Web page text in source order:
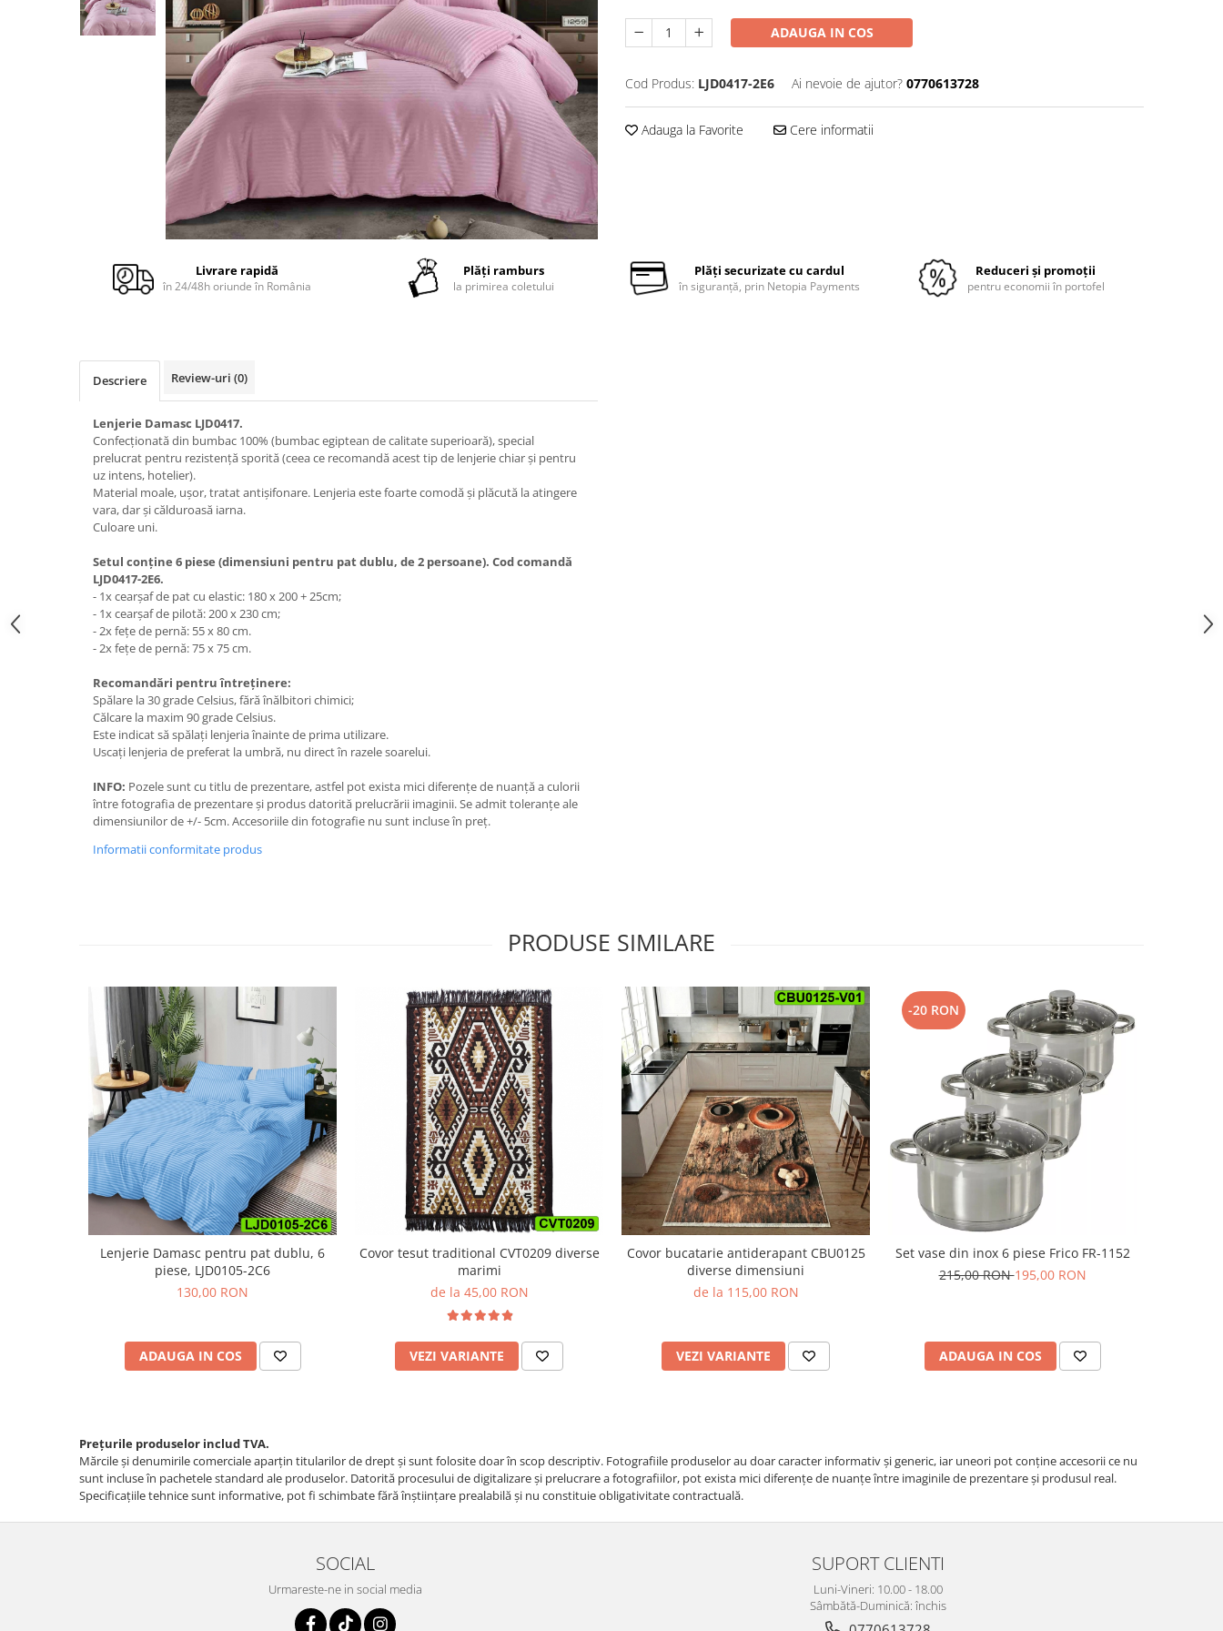
Cuverturi bumbac
Huse de protectie pat finet
ADAUGA IN COS
Cod Produs: LJD0417-2E6 Ai nevoie de ajutor? 0770613728
Adauga la Favorite Cere informatii
Livrare rapidă
în 24/48h oriunde în România
Plăți ramburs
la primirea coletului
Plăți securizate cu cardul
în siguranță, prin Netopia Payments
Reduceri și promoții
pentru economii în portofel
Descriere Review-uri (0)
Lenjerie Damasc LJD0417.
Confecționată din bumbac 100% (bumbac egiptean de calitate superioară), special
prelucrat pentru rezistență sporită (ceea ce recomandă acest tip de lenjerie chiar și pentru
uz intens, hotelier).
Material moale, ușor, tratat antișifonare. Lenjeria este foarte comodă și plăcută la atingere
vara, dar și călduroasă iarna.
Culoare uni.
Setul conține 6 piese (dimensiuni pentru pat dublu, de 2 persoane). Cod comandă
LJD0417-2E6.
- 1x cearșaf de pat cu elastic: 180 x 200 + 25cm;
- 1x cearșaf de pilotă: 200 x 230 cm;
- 2x fețe de pernă: 55 x 80 cm.
- 2x fețe de pernă: 75 x 75 cm.
Recomandări pentru întreținere:
Spălare la 30 grade Celsius, fără înălbitori chimici;
Călcare la maxim 90 grade Celsius.
Este indicat să spălați lenjeria înainte de prima utilizare.
Uscați lenjeria de preferat la umbră, nu direct în razele soarelui.
INFO: Pozele sunt cu titlu de prezentare, astfel pot exista mici diferențe de nuanță a culorii
între fotografia de prezentare și produs datorită prelucrării imaginii. Se admit toleranțe ale
dimensiunilor de +/- 5cm. Accesoriile din fotografie nu sunt incluse în preț.
Informatii conformitate produs
PRODUSE SIMILARE
Lenjerie Damasc pentru pat dublu, 6
piese, LJD0105-2C6
130,00 RON
ADAUGA IN COS
Covor tesut traditional CVT0209 diverse
marimi
de la 45,00 RON
VEZI VARIANTE
Covor bucatarie antiderapant CBU0125
diverse dimensiuni
de la 115,00 RON
VEZI VARIANTE
-20 RON
Set vase din inox 6 piese Frico FR-1152
215,00 RON195,00 RON
ADAUGA IN COS
Prețurile produselor includ TVA.
Mărcile și denumirile comerciale aparțin titularilor de drept şi sunt folosite doar în scop descriptiv. Fotografiile produselor au doar caracter informativ şi generic, iar uneori pot conţine accesorii ce nu
sunt incluse în pachetele standard ale produselor. Datorită procesului de digitalizare și prelucrare a fotografiilor, pot exista mici diferențe de nuanțe între imaginile de prezentare și produsul real.
Specificaţiile tehnice sunt informative, pot fi schimbate fără înştiinţare prealabilă şi nu constituie obligativitate contractuală.
SOCIAL
Urmareste-ne in social media
SUPORT CLIENTI
Luni-Vineri: 10.00 - 18.00
Sâmbătă-Duminică: închis